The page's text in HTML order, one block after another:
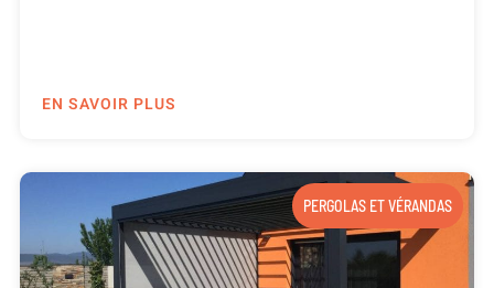
EN SAVOIR PLUS
PERGOLAS ET VÉRANDAS